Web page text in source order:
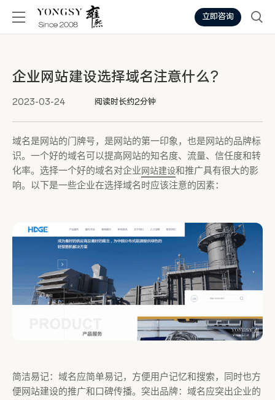
立即咨询
企业网站建设选择域名注意什么？
2023-03-24 阅读时长约2分钟
域名是网站的门牌号，是网站的第一印象，也是网站的品牌标
识。一个好的域名可以提高网站的知名度、流量、信任度和转
化率。选择一个好的域名对企业 网站建设和推广具有很大的影
响。以下是一些企业在选择域名时应该注意的因素：
简洁易记：域名应简单易记，方便用户记忆和搜索，同时也方
便网站建设的推广和口碑传播。突出品牌：域名应突出企业的